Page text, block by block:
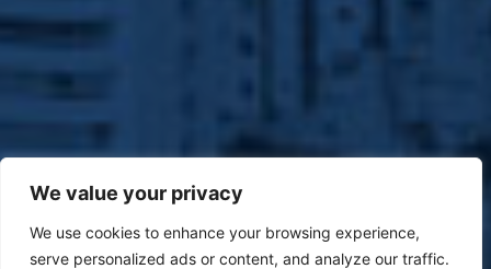
We value your privacy
We use cookies to enhance your browsing experience,
serve personalized ads or content, and analyze our traffic.